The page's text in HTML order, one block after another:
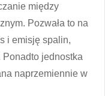
między
Pozwała to na
i emisję spalin,
Ponadto jednostka
naprzemiennie w